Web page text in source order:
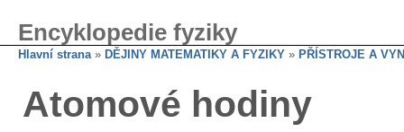
Encyklopedie fyziky
Hlavní strana» DĚJINY MATEMATIKY A FYZIKY » PŘÍSTROJE A
Atomové hodiny